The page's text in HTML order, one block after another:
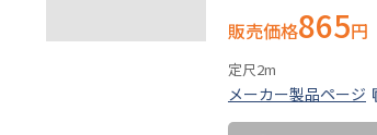
販売価格865円
定尺2m
メーカー製品ページ